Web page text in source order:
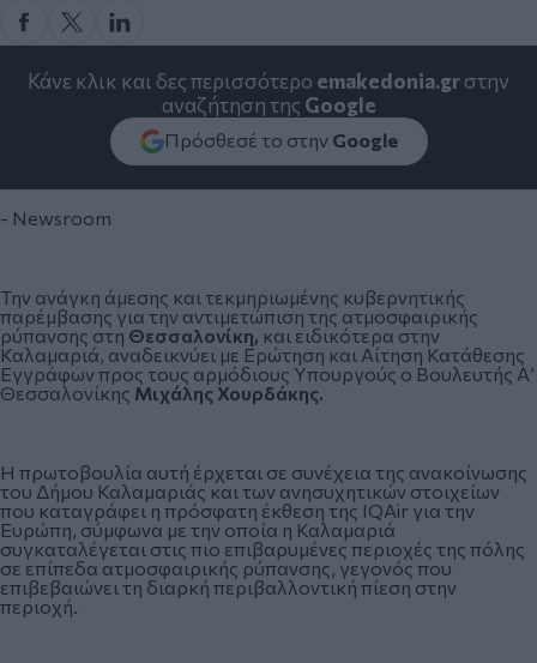
Κάνε κλικ και δες περισσότερο emakedonia.grστην
αναζήτηση της Google
Πρόσθεσέ το στην Google
- Newsroom
Την ανάγκη άμεσης και τεκμηριωμένης κυβερνητικής
παρέμβασης για την αντιμετώπιση της ατμοσφαιρικής
ρύπανσης στη Θεσσαλονίκη, και ειδικότερα στην
Καλαμαριά, αναδεικνύει με Ερώτηση και Αίτηση Κατάθεσης
Εγγράφων προς τους αρμόδιους Υπουργούς ο Βουλευτής Α’
Θεσσαλονίκης Μιχάλης Χουρδάκης.
Η πρωτοβουλία αυτή έρχεται σε συνέχεια της ανακοίνωσης
του Δήμου Καλαμαριάς και των ανησυχητικών στοιχείων
που καταγράφει η πρόσφατη έκθεση της IQAir για την
Ευρώπη, σύμφωνα με την οποία η Καλαμαριά
συγκαταλέγεται στις πιο επιβαρυμένες περιοχές της πόλης
σε επίπεδα ατμοσφαιρικής ρύπανσης, γεγονός που
επιβεβαιώνει τη διαρκή περιβαλλοντική πίεση στην
περιοχή.